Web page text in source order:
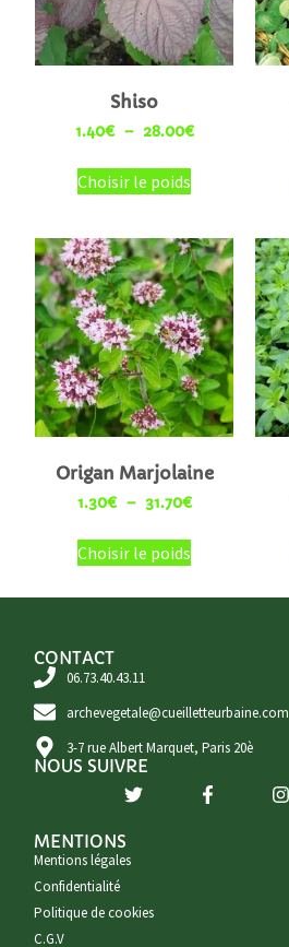
Shiso
1.40€ – 28.00€
Choisir le poids
Origan Marjolaine
1.30€ – 31.70€
Choisir le poids
CONTACT
06.73.40.43.11
archevegetale@cueilletteurbaine.com
3-7 rue Albert Marquet, Paris 20è
NOUS SUIVRE
MENTIONS
Mentions légales
Confidentialité
Politique de cookies
C.G.V